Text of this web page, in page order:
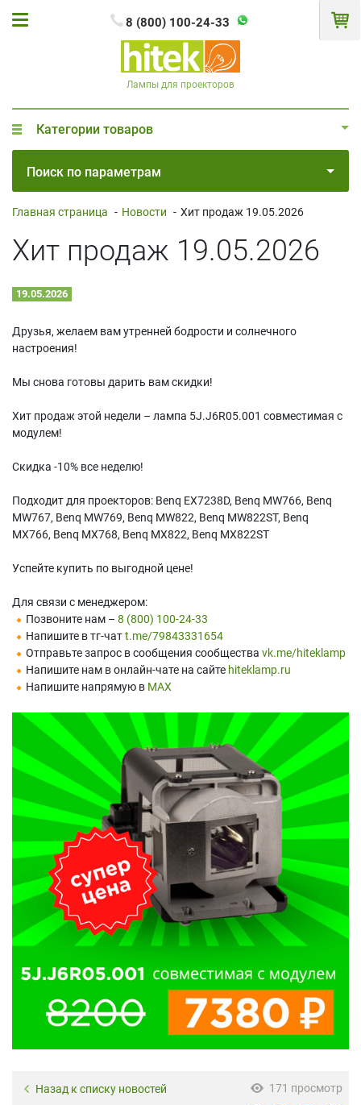
8 (800) 100-24-33
Лампы для проекторов
Категории товаров
Поиск по параметрам
Главная страница - Новости - Хит продаж 19.05.2026
Хит продаж 19.05.2026
19.05.2026
Друзья, желаем вам утренней бодрости и солнечного
настроения!
Мы снова готовы дарить вам скидки!
Хит продаж этой недели – лампа 5J.J6R05.001 совместимая с
модулем!
Скидка -10% все неделю!
Подходит для проекторов: Benq EX7238D, Benq MW766, Benq
MW767, Benq MW769, Benq MW822, Benq MW822ST, Benq
MX766, Benq MX768, Benq MX822, Benq MX822ST
Успейте купить по выгодной цене!
Для связи с менеджером:
Позвоните нам – 8 (800) 100-24-33
Напишите в тг-чатt.me/79843331654
Отправьте запрос в сообщения сообщества vk.me/hiteklamp
Напишите нам в онлайн-чате на сайте hiteklamp.ru
Напишите напрямую в MAX
Назад к списку новостей
171 просмотр